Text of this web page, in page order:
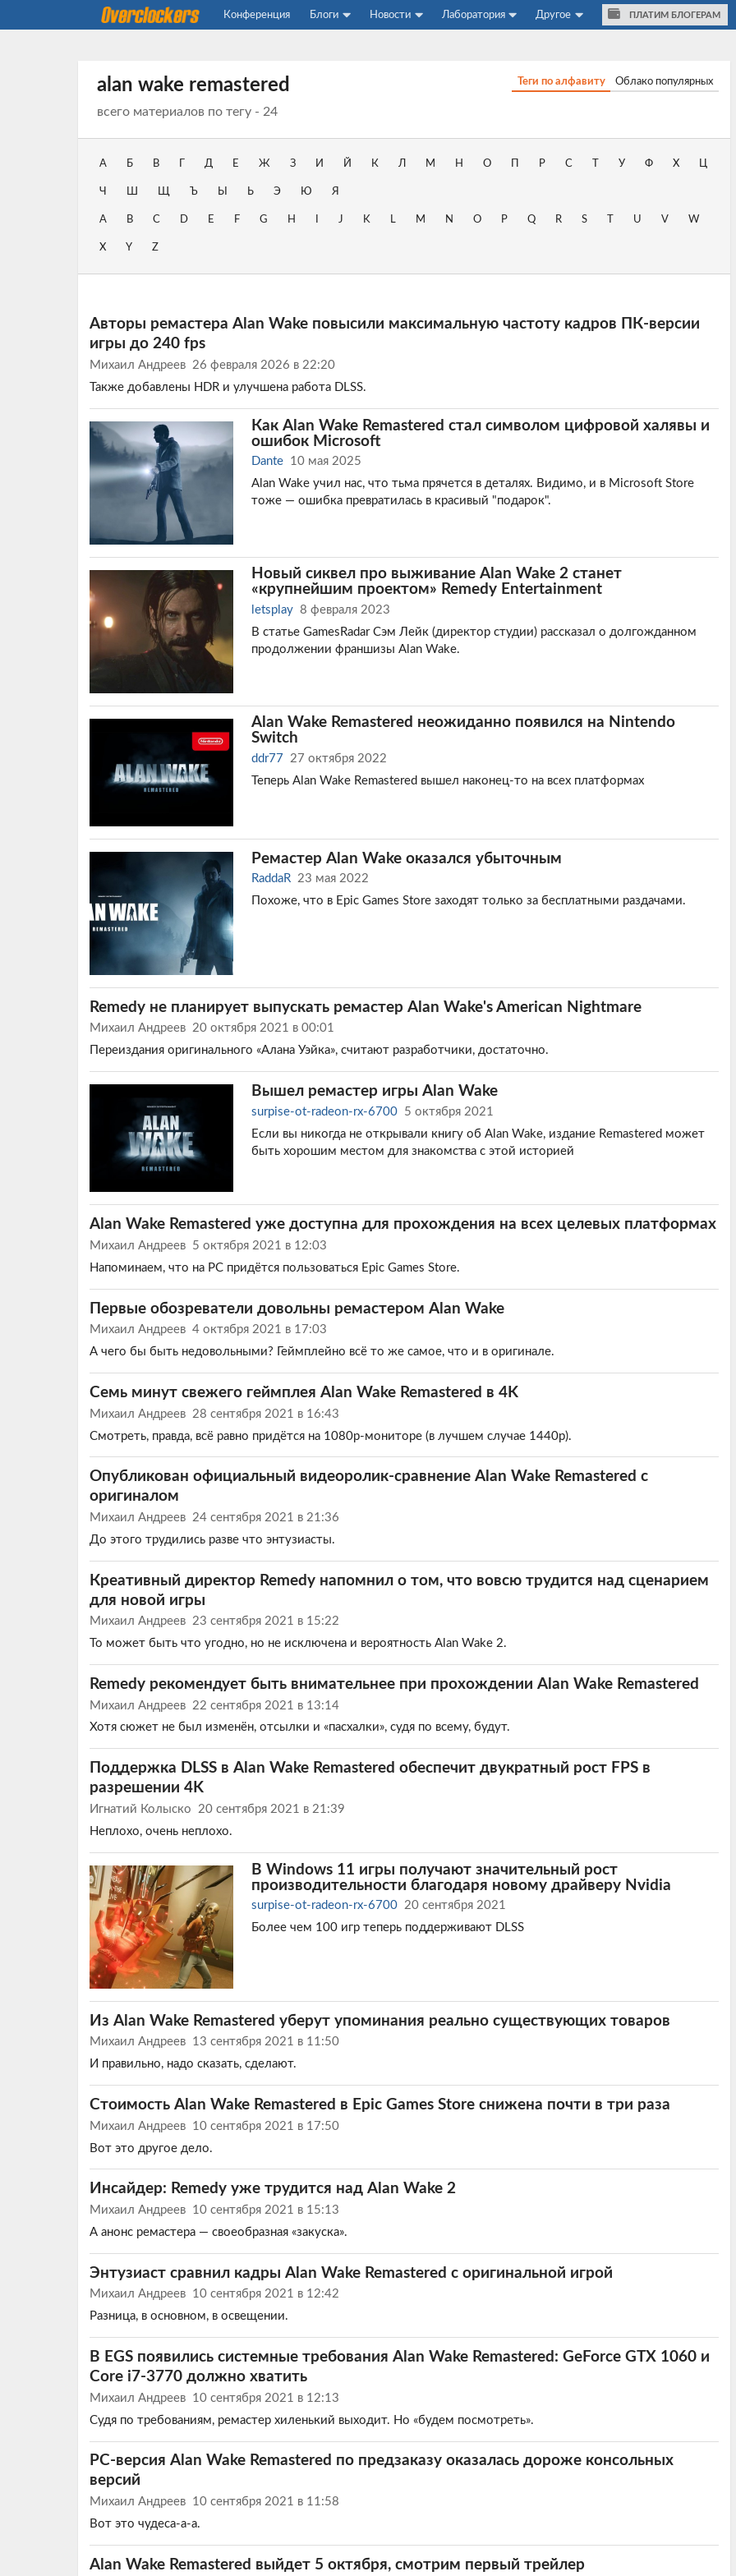
Конференция Блоги Новости Лаборатория Другое ПЛАТИМ БЛОГЕРАМ
alan wake remastered
всего материалов по тегу - 24
Теги по алфавиту Облако популярных
А Б В Д Е Ж З И Й К Л М Н О Р С У Ф Х Ц
Ч Ш Щ Ъ Ы Ь Э Ю Я
A B C D E F G H J K L M N O P Q R S U V W
X Y Z
Авторы ремастера Alan Wake повысили максимальную частоту кадров ПК-версии
игры до 240 fps
Михаил Андреев 26 февраля 2026 в 22:20
Также добавлены HDR и улучшена работа DLSS.
Как Alan Wake Remastered стал символом цифровой халявы и
ошибок Microsoft
Dante
10 мая 2025
Alan Wake учил нас, что тьма прячется в деталях. Видимо, и в Microsoft Store
тоже — ошибка превратилась в красивый "подарок".
Новый сиквел про выживание Alan Wake 2 станет
«крупнейшим проектом» Remedy Entertainment
letsplay 8 февраля 2023
В статье GamesRadar Сэм Лейк (директор студии) рассказал о долгожданном
продолжении франшизы Alan Wake.
Alan Wake Remastered неожиданно появился на Nintendo
Switch
ddr77
27 октября 2022
Теперь Alan Wake Remastered вышел наконец-то на всех платформах
Ремастер Alan Wake оказался убыточным
RaddaR 23 мая 2022
Похоже, что в Epic Games Store заходят только за бесплатными раздачами.
Remedy не планирует выпускать ремастер Alan Wake's American Nightmare
Михаил Андреев 20 октября 2021 в 00:01
Переиздания оригинального «Алана Уэйка», считают разработчики, достаточно.
Вышел ремастер игры Alan Wake
surpise-ot-radeon-rx-6700
5 октября 2021
Если вы никогда не открывали книгу об Alan Wake, издание Remastered может
быть хорошим местом для знакомства с этой историей
Alan Wake Remastered уже доступна для прохождения на всех целевых платформах
Михаил Андреев 5 октября 2021 в 12:03
Напоминаем, что на PC придётся пользоваться Epic Games Store.
Первые обозреватели довольны ремастером Alan Wake
Михаил Андреев 4 октября 2021 в 17:03
А чего бы быть недовольными? Геймплейно всё то же самое, что и в оригинале.
Семь минут свежего геймплея Alan Wake Remastered в 4K
Михаил Андреев 28 сентября 2021 в 16:43
Смотреть, правда, всё равно придётся на 1080p-мониторе (в лучшем случае 1440p).
Опубликован официальный видеоролик-сравнение Alan Wake Remastered с
оригиналом
Михаил Андреев 24 сентября 2021 в 21:36
До этого трудились разве что энтузиасты.
Креативный директор Remedy напомнил о том, что вовсю трудится над сценарием
для новой игры
Михаил Андреев 23 сентября 2021 в 15:22
То может быть что угодно, но не исключена и вероятность Alan Wake 2.
Remedy рекомендует быть внимательнее при прохождении Alan Wake Remastered
Михаил Андреев 22 сентября 2021 в 13:14
Хотя сюжет не был изменён, отсылки и «пасхалки», судя по всему, будут.
Поддержка DLSS в Alan Wake Remastered обеспечит двукратный рост FPS в
разрешении 4K
Игнатий Колыско
20 сентября 2021 в 21:39
Неплохо, очень неплохо.
В Windows 11 игры получают значительный рост
производительности благодаря новому драйверу Nvidia
surpise-ot-radeon-rx-6700 20 сентября 2021
Более чем 100 игр теперь поддерживают DLSS
Из Alan Wake Remastered уберут упоминания реально существующих товаров
Михаил Андреев 13 сентября 2021 в 11:50
И правильно, надо сказать, сделают.
Стоимость Alan Wake Remastered в Epic Games Store снижена почти в три раза
Михаил Андреев 10 сентября 2021 в 17:50
Вот это другое дело.
Инсайдер: Remedy уже трудится над Alan Wake 2
Михаил Андреев 10 сентября 2021 в 15:13
А анонс ремастера — своеобразная «закуска».
Энтузиаст сравнил кадры Alan Wake Remastered с оригинальной игрой
Михаил Андреев 10 сентября 2021 в 12:42
Разница, в основном, в освещении.
В EGS появились системные требования Alan Wake Remastered: GeForce GTX 1060 и
Core i7-3770 должно хватить
Михаил Андреев 10 сентября 2021 в 12:13
Судя по требованиям, ремастер хиленький выходит. Но «будем посмотреть».
PC-версия Alan Wake Remastered по предзаказу оказалась дороже консольных
версий
Михаил Андреев 10 сентября 2021 в 11:58
Вот это чудеса-а-а.
Alan Wake Remastered выйдет 5 октября, смотрим первый трейлер